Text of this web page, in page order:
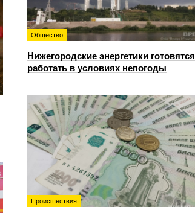
Общество
Нижегородские энергетики готовятся
работать в условиях непогоды
Происшествия